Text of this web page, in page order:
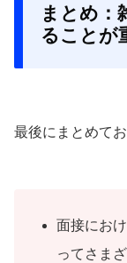
まとめ：
ることが
最後にまとめてお
面接にお
ってさまざ